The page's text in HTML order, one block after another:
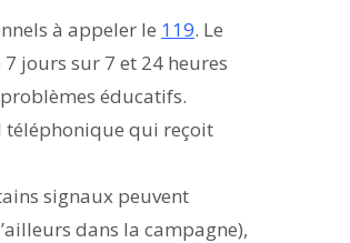
à appeler le 119. Le
jours sur 7 et 24 heures
éducatifs.
téléphonique qui reçoit
signaux peuvent
dans la campagne),